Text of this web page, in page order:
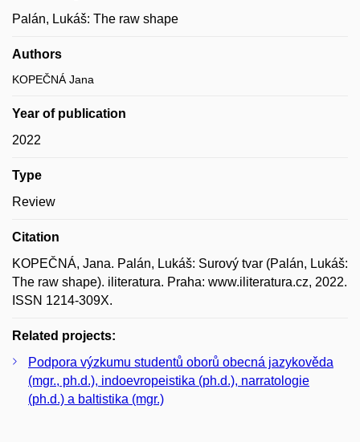
Palán, Lukáš: The raw shape
Authors
KOPEČNÁ Jana
Year of publication
2022
Type
Review
Citation
KOPEČNÁ, Jana. Palán, Lukáš: Surový tvar (Palán, Lukáš:
The raw shape). iliteratura. Praha: www.iliteratura.cz, 2022.
ISSN 1214-309X.
Related projects:
Podpora výzkumu studentů oborů obecná jazykověda
(mgr., ph.d.), indoevropeistika (ph.d.), narratologie
(ph.d.) a baltistika (mgr.)